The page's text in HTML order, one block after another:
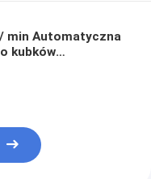
min Automatyczna
kubków